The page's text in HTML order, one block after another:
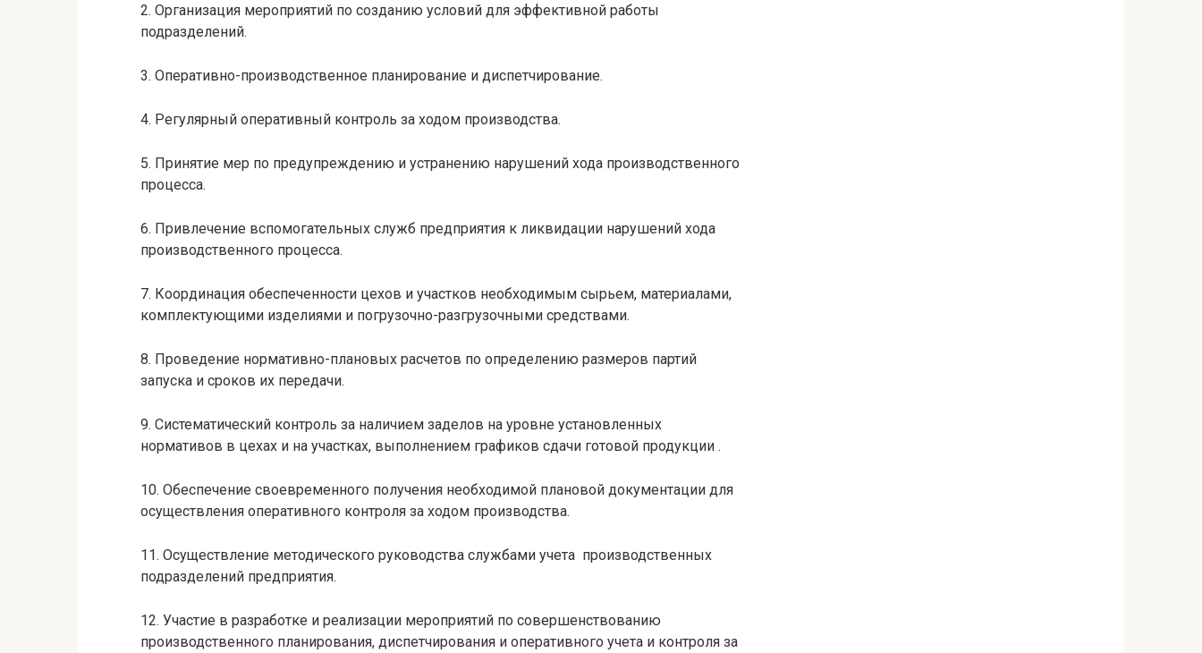
2. Организация мероприятий по созданию условий для эффективной работы
подразделений.
3. Оперативно-производственное планирование и диспетчирование.
4. Регулярный оперативный контроль за ходом производства.
5. Принятие мер по предупреждению и устранению нарушений хода производственного
процесса.
6. Привлечение вспомогательных служб предприятия к ликвидации нарушений хода
производственного процесса.
7. Координация обеспеченности цехов и участков необходимым сырьем, материалами,
комплектующими изделиями и погрузочно-разгрузочными средствами.
8. Проведение нормативно-плановых расчетов по определению размеров партий
запуска и сроков их передачи.
9. Систематический контроль за наличием заделов на уровне установленных
нормативов в цехах и на участках, выполнением графиков сдачи готовой продукции .
10. Обеспечение своевременного получения необходимой плановой документации для
осуществления оперативного контроля за ходом производства.
11. Осуществление методического руководства службами учета производственных
подразделений предприятия.
12. Участие в разработке и реализации мероприятий по совершенствованию
производственного планирования, диспетчирования и оперативного учета и контроля за